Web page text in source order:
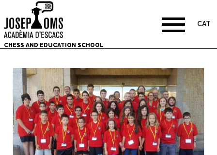
CHESS AND EDUCATION SCHOOL
CAT